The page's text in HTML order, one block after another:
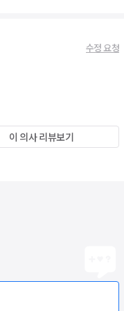
수정 요청
이 의사 리뷰보기